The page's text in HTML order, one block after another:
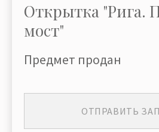
Открытка "Рига.
мост"
Предмет продан
ОТПРАВИТЬ